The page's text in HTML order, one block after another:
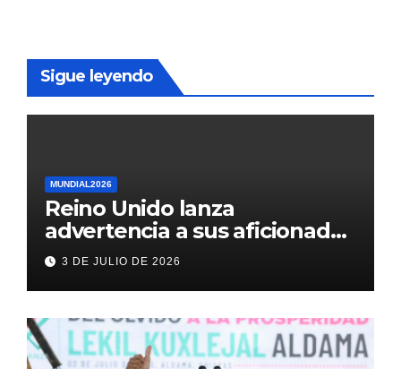
Sigue leyendo
MUNDIAL2026
Reino Unido lanza
advertencia a sus aficionados
antes del México vs
Inglaterra en el Mundial 2026
3 DE JULIO DE 2026